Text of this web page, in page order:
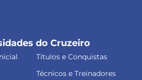
do Cruzeiro
Títulos e Conquistas
Técnicos e Treinadores